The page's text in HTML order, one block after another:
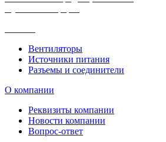
Вентиляторы
Источники питания
Разъемы и соединители
О компании
Реквизиты компании
Новости компании
Вопрос-ответ